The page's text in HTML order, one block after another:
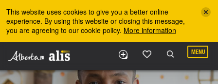
This website uses cookies to give you a better online
experience. By using this website or closing this message,
you are agreeing to our cookie policy. More information
MENU